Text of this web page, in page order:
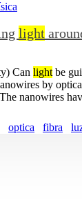
light
Can light be
by
nanowires
optica fibra